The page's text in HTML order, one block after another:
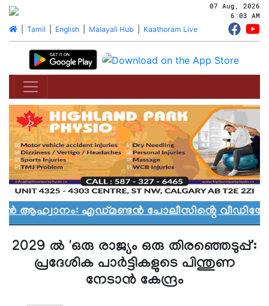
07 Aug, 2026
6:03 AM
| Tamil English| Malayali Hub Kaathoram Live
ആഹ്വാനം: എഡ്മണ്ടൻ പോലീസിൻ്റെ വീഡിയോ
2029 ല്‍ 'ഒരു രാജ്യം ഒരു തിരഞ്ഞെടുപ്പ്':
പ്രദേശിക പാര്‍ട്ടികളുടെ പിന്തുണ
നേടാന്‍ കേന്ദ്രം